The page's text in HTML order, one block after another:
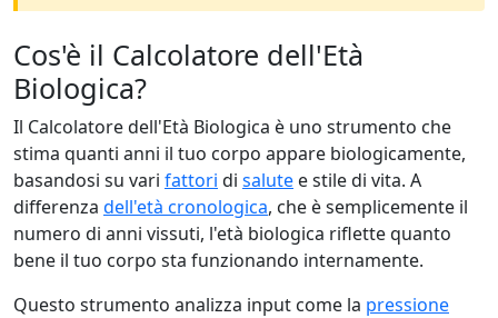
Cos'è il Calcolatore dell'Età
Biologica?
Il Calcolatore dell'Età Biologica è uno strumento che
stima quanti anni il tuo corpo appare biologicamente,
basandosi su vari fattori di salute e stile di vita. A
differenza dell'età cronologica, che è semplicemente il
numero di anni vissuti, l'età biologica riflette quanto
bene il tuo corpo sta funzionando internamente.
Questo strumento analizza input come la pressione